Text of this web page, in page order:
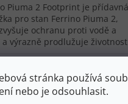
stránka používá
nebo je odsouhlasit.
Piuma 2 Footprint je přídavná
pro stan Ferrino Piuma 2,
ochranu proti vodě a
výrazně prodlužuje životnost